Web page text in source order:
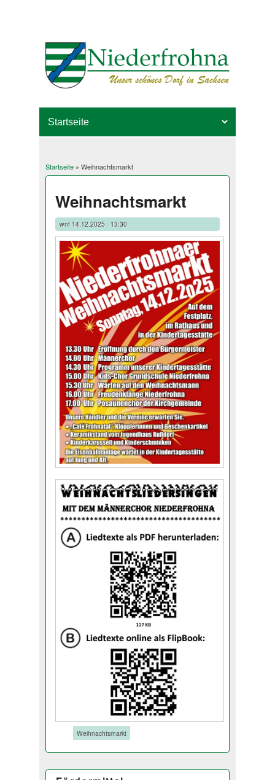
Sie sind hier
Startseite» Weihnachtsmarkt
Weihnachtsmarkt
wnf14.12.2025 - 13:30
Weihnachtsmarkt